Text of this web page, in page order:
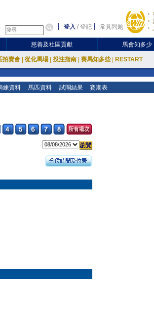
登入 /登記 常見問題
慈善及社區貢獻 馬會知多少
拍賣會 從化馬場 投注指南 賽馬知多些 RESTART
練資料 馬匹資料 試閘結果 賽期表